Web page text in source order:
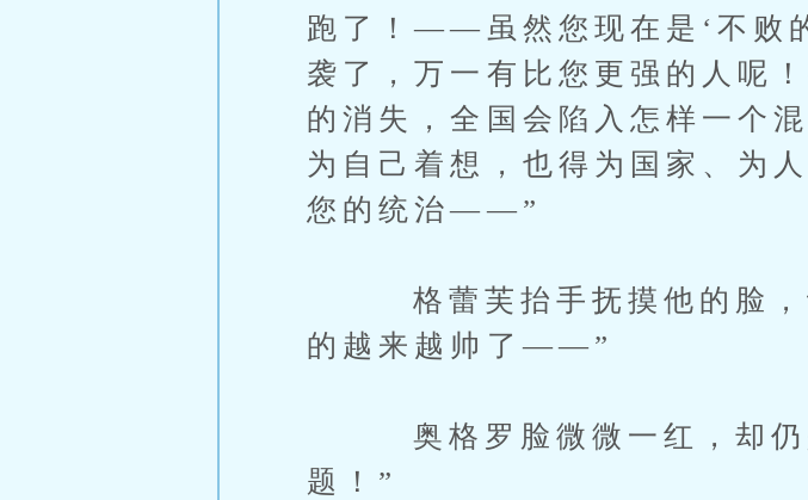
跑了！——虽然您现在是‘不败
袭了，万一有比您更强的人呢
的消失，全国会陷入怎样一个
为自己着想，也得为国家、为
您的统治——”
格蕾芙抬手抚摸他的脸，
的越来越帅了——”
奥格罗脸微微一红，却仍
题！”